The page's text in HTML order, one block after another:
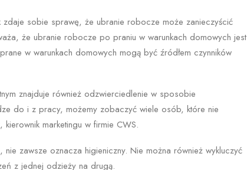
sobie sprawę, że ubranie robocze może zanieczyścić
że ubranie robocze po praniu w warunkach domowych jest
w warunkach domowych mogą być źródłem czynników
znajduje również odzwierciedlenie w sposobie
do i z pracy, możemy zobaczyć wiele osób, które nie
marketingu w firmie CWS.
zawsze oznacza higieniczny. Nie można również wykluczyć
z jednej odzieży na drugą.